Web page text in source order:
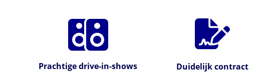
Prachtige drive-in-shows
Duidelijk contract